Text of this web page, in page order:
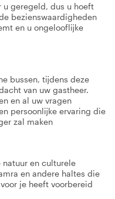
u geregeld, dus u hoeft
bezienswaardigheden
en u ongelooflijke
bussen, tijdens deze
van uw gastheer.
en al uw vragen
persoonlijke ervaring die
zal maken
natuur en culturele
en andere haltes die
je heeft voorbereid